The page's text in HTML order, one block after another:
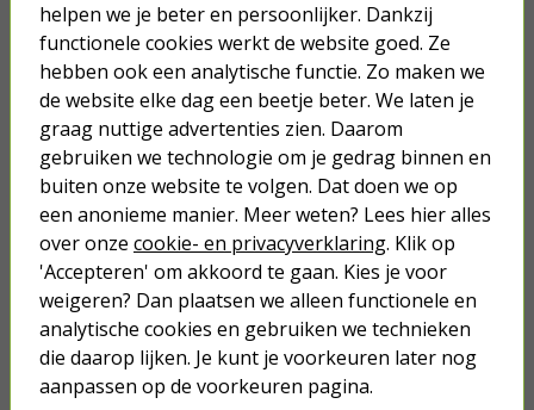
Je verwacht het niet
Turbo onkruidverdelger (Concentraat,
3x 100ml) | Ook voor je gazon!
43,50
40,
Soldeertin | Velleman (Ø 1 mm, 17
gram, Dispenser)
2,95
helpen we je beter en persoonlijker. Dankzij
functionele cookies werkt de website goed. Ze
hebben ook een analytische functie. Zo maken we
de website elke dag een beetje beter. We laten je
graag nuttige advertenties zien. Daarom
gebruiken we technologie om je gedrag binnen en
buiten onze website te volgen. Dat doen we op
een anonieme manier. Meer weten? Lees hier alles
over onze cookie- en privacyverklaring. Klik op
'Accepteren' om akkoord te gaan. Kies je voor
weigeren? Dan plaatsen we alleen functionele en
analytische cookies en gebruiken we technieken
die daarop lijken. Je kunt je voorkeuren later nog
aanpassen op de voorkeuren pagina.